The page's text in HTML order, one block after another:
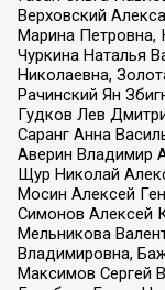
Верховский
Марина Петровна,
Чуркина Наталья
Николаевна,
Рачинский Ян
Гудков Лев
Саранг Анна
Аверин Владимир
Щур Николай
Мосин Алексей
Симонов Алексей
Мельникова
Владимировна,
Максимов Сергей